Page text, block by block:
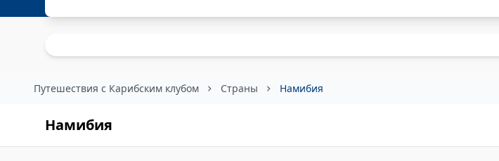
Путешествия с Карибским клубом Страны Намибия
Намибия